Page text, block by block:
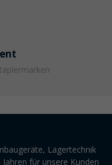
Lagertechnik
für unsere Kunden